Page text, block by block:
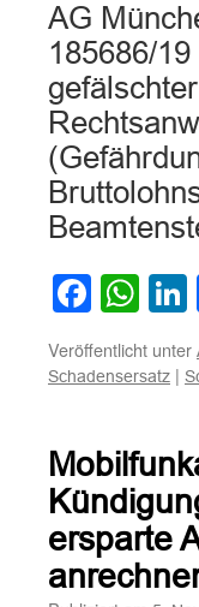
AG
185686/
Veröffentlicht unter
Schadensersatz |
ersparte